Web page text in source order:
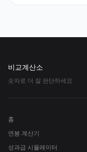
비교계산소
숫자로 더 잘 판단하세요
홈
연봉 계산기
성과급 시뮬레이터